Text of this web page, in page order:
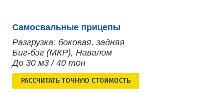
Самосвальные прицепы
Разгрузка: боковая, задняя
Биг-бэг (МКР), Навалом
До 30 м3 / 40 тон
РАСCЧИТАТЬ ТОЧНУЮ СТОИМОСТЬ